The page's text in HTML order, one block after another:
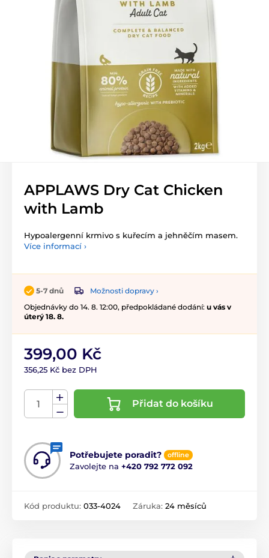
APPLAWS Dry Cat Chicken
with Lamb
Hypoalergenní krmivo s kuřecím a jehněčím masem.
Více informací ›
5-7 dnů
Možnosti dopravy ›
Objednávky do 14. 8. 12:00, předpokládané dodání: u vás v
úterý 18. 8.
399,00 Kč
356,25 Kč bez DPH
Přidat do košíku
Potřebujete poradit? offline
Zavolejte na +420 792 772 092
Kód produktu: 033-4024 Záruka: 24 měsíců